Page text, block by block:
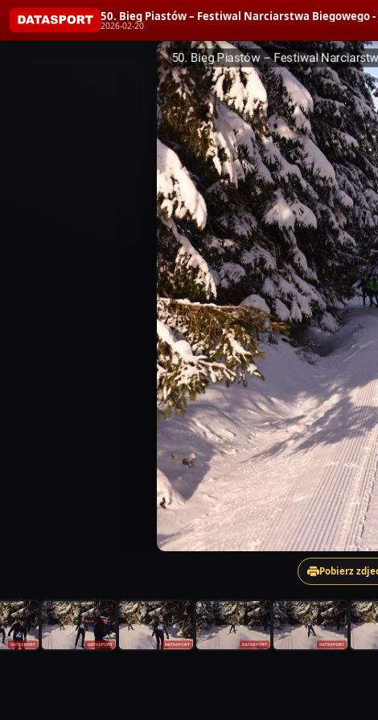
50. Bieg Piastów – Festiwal Narciarstwa Biegowego
2026-02-20
Pobierz